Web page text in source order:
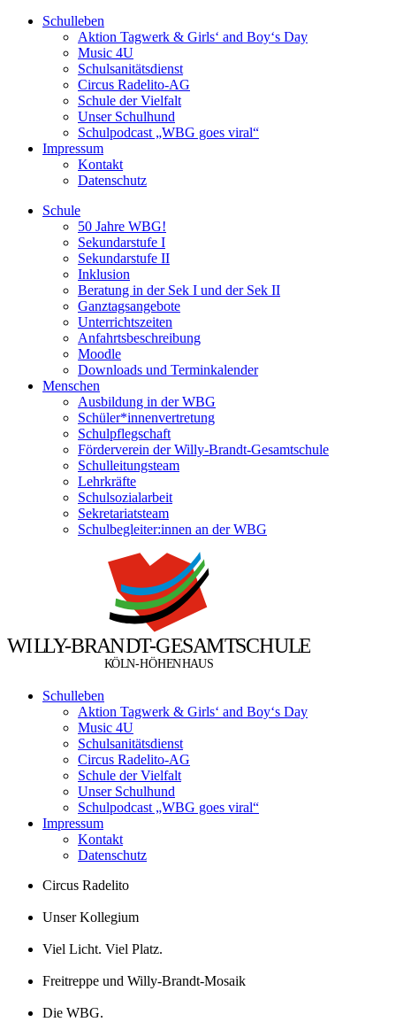
Schulleben
Aktion Tagwerk & Girls‘ and Boy‘s Day
Music 4U
Schulsanitätsdienst
Circus Radelito-AG
Schule der Vielfalt
Unser Schulhund
Schulpodcast „WBG goes viral“
Impressum
Kontakt
Datenschutz
Schule
50 Jahre WBG!
Sekundarstufe I
Sekundarstufe II
Inklusion
Beratung in der Sek I und der Sek II
Ganztagsangebote
Unterrichtszeiten
Anfahrtsbeschreibung
Moodle
Downloads und Terminkalender
Menschen
Ausbildung in der WBG
Schüler*innenvertretung
Schulpflegschaft
Förderverein der Willy-Brandt-Gesamtschule
Schulleitungsteam
Lehrkräfte
Schulsozialarbeit
Sekretariatsteam
Schulbegleiter:innen an der WBG
WILLY-BRANDT-GESAMTSCHULE
KÖLN-HÖHENHAUS
Schulleben
Aktion Tagwerk & Girls‘ and Boy‘s Day
Music 4U
Schulsanitätsdienst
Circus Radelito-AG
Schule der Vielfalt
Unser Schulhund
Schulpodcast „WBG goes viral“
Impressum
Kontakt
Datenschutz
Circus Radelito
Unser Kollegium
Viel Licht. Viel Platz.
Freitreppe und Willy-Brandt-Mosaik
Die WBG.